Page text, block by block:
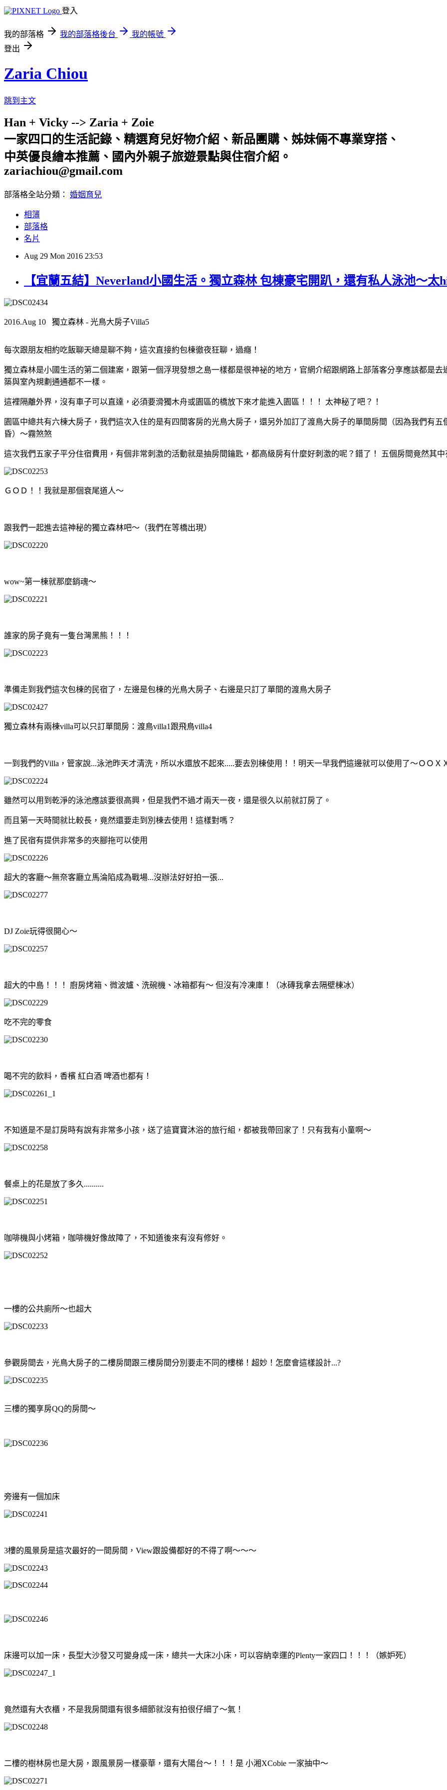
登入
我的部落格 我的部落格後台
我的帳號
登出
Zaria Chiou
跳到主文
Han + Vicky --> Zaria + Zoie
一家四口的生活記錄、精選育兒好物介紹、新品團購、姊妹倆不專業穿搭、
中英優良繪本推薦、國內外親子旅遊景點與住宿介紹。
zariachiou@gmail.com
部落格全站分類： 婚姻育兒
相簿
部落格
名片
Aug 29 Mon 2016 23:53
【宜蘭五結】Neverland小國生活。獨立森林 包棟豪宅開趴，還有私人泳池～太
2016.Aug 10 獨立森林 - 光鳥大房子Villa5
每次跟朋友相約吃飯聊天總是聊不夠，這次直接約包棟徹夜狂聊，過癮！
獨立森林是小國生活的第二個建案，跟第一個浮現發想之島一樣都是很神祕的地方，官網介紹跟網路上部落客分享應該都是
築與室內規劃通通都不一樣。
這裡隔離外界，沒有車子可以直達，必須要滑獨木舟或園區的橋放下來才能進入園區！！！ 太神秘了吧？！
園區中總共有六棟大房子，我們這次入住的是有四間客房的光鳥大房子，還另外加訂了渡鳥大房子的單間房間（因為我們有
昏）～霧煞煞
這次我們五家子平分住宿費用，有個非常刺激的活動就是抽房間鑰匙，都高級房有什麼好刺激的呢？錯了！ 五個房間竟然其中
ＧＯＤ！！我就是那個衰尾道人～
跟我們一起進去這神秘的獨立森林吧～（我們在等橋出現）
wow~第一棟就那麼銷魂～
誰家的房子竟有一隻台灣黑熊！！！
準備走到我們這次包棟的民宿了，左邊是包棟的光鳥大房子、右邊是只訂了單間的渡鳥大房子
獨立森林有兩棟villa可以只訂單間房：渡鳥villa1跟飛鳥villa4
一到我們的Villa，管家說...泳池昨天才清洗，所以水還放不起來.....要去別棟使用！！明天一早我們這邊就可以使用了～ＯＯＸ
雖然可以用到乾淨的泳池應該要很高興，但是我們不過才兩天一夜，還是很久以前就訂房了。
而且第一天時間就比較長，竟然還要走到別棟去使用！這樣對嗎？
進了民宿有提供非常多的夾腳拖可以使用
超大的客廳～無奈客廳立馬淪陷成為戰場...沒辦法好好拍一張...
DJ Zoie玩得很開心～
超大的中島！！！ 廚房烤箱、微波爐、洗碗機、冰箱都有～ 但沒有冷凍庫！（冰磚我拿去隔壁棟冰）
吃不完的零食
喝不完的飲料，香檳 紅白酒 啤酒也都有！
不知道是不是訂房時有說有非常多小孩，送了這寶寶沐浴的旅行組，都被我帶回家了！只有我有小童啊～
餐桌上的花是放了多久..........
咖啡機與小烤箱，咖啡機好像故障了，不知道後來有沒有修好。
一樓的公共廁所～也超大
參觀房間去，光鳥大房子的二樓房間跟三樓房間分別要走不同的樓梯！超妙！怎麼會這樣設計...?
三樓的獨享房QQ的房間～
旁邊有一個加床
3樓的風景房是這次最好的一間房間，View跟設備都好的不得了啊～～～
床邊可以加一床，長型大沙發又可變身成一床，總共一大床2小床，可以容納幸運的Plenty一家四口！！！（嫉妒死）
竟然還有大衣櫃，不是我房間還有很多細節就沒有拍很仔細了～氣！
二樓的樹林房也是大房，跟風景房一樣豪華，還有大陽台～！！！是 小湘XCobie 一家抽中～